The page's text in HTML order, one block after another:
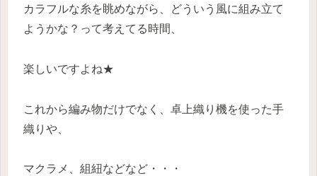
カラフルな糸を眺めながら、どういう風に組み立て
ようかな？って考えてる時間、
楽しいですよね★
これから編み物だけでなく、卓上織り機を使った手
織りや、
マクラメ、組紐などなど・・・